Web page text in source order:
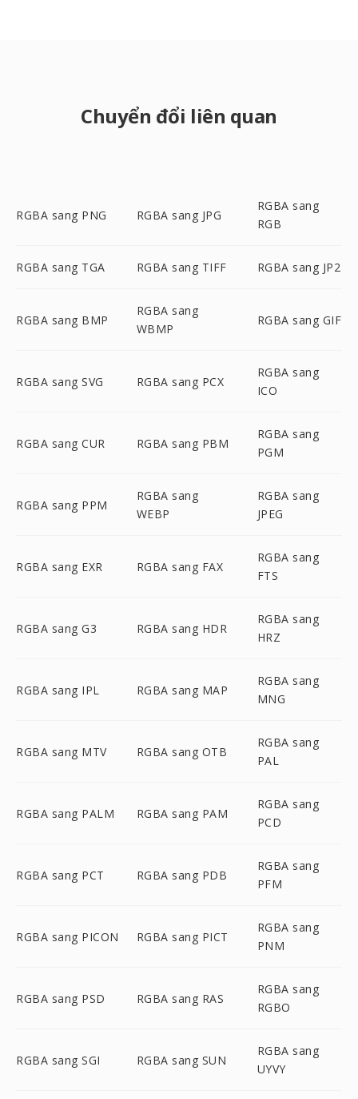
Chuyển đổi liên quan
RGBA sang PNG RGBA sang JPG
RGBA sang
RGB
RGBA sang TGA RGBA sang TIFF RGBA sang JP2
RGBA sang BMP
RGBA sang
WBMP
RGBA sang GIF
RGBA sang SVG RGBA sang PCX
RGBA sang
ICO
RGBA sang CUR RGBA sang PBM
RGBA sang
PGM
RGBA sang PPM
RGBA sang
WEBP
RGBA sang
JPEG
RGBA sang EXR RGBA sang FAX
RGBA sang
FTS
RGBA sang G3 RGBA sang HDR
RGBA sang
HRZ
RGBA sang IPL RGBA sang MAP
RGBA sang
MNG
RGBA sang MTV RGBA sang OTB
RGBA sang
PAL
RGBA sang PALM RGBA sang PAM
RGBA sang
PCD
RGBA sang PCT RGBA sang PDB
RGBA sang
PFM
RGBA sang PICON RGBA sang PICT
RGBA sang
PNM
RGBA sang PSD RGBA sang RAS
RGBA sang
RGBO
RGBA sang SGI RGBA sang SUN
RGBA sang
UYVY